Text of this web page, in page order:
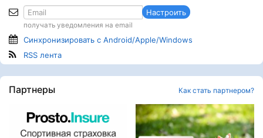
Настроить
получать уведомления на email
Синхронизировать с Android/Apple/Windows
RSS лента
Партнеры Как стать партнером?